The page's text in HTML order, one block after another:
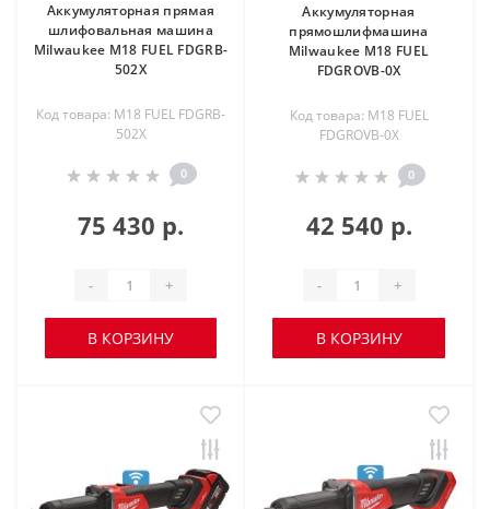
Аккумуляторная прямая
шлифовальная машина
Milwaukee M18 FUEL FDGRB-
502X
Код товара: M18 FUEL FDGRB-
502X
0
75 430 р.
- +
В КОРЗИНУ
Аккумуляторная
прямошлифмашина
Milwaukee M18 FUEL
FDGROVB-0X
Код товара: M18 FUEL
FDGROVB-0X
0
42 540 р.
- +
В КОРЗИНУ